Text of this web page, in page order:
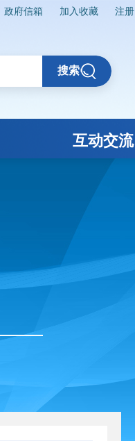
政府信箱 加入收藏 注册
搜索
互动交流